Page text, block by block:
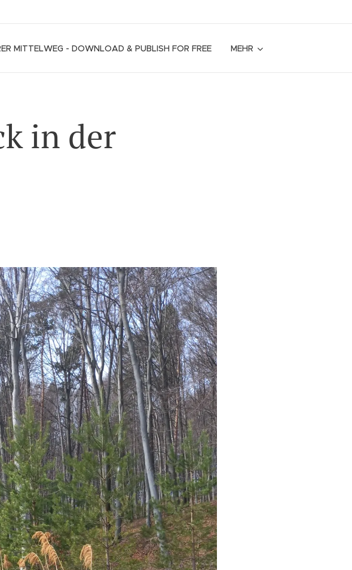
MITTELWEG - DOWNLOAD & PUBLISH FOR FREE MEHR
in der